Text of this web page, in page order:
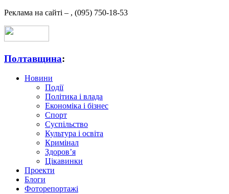
Реклама на сайті – , (095) 750-18-53
Полтавщина:
Новини
Події
Політика і влада
Економіка і бізнес
Спорт
Суспільство
Культура і освіта
Кримінал
Здоров’я
Цікавинки
Проекти
Блоги
Фоторепортажі